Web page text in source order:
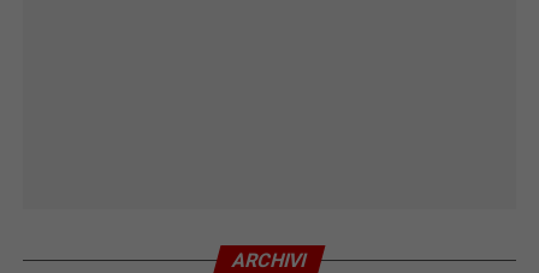
ARCHIVI